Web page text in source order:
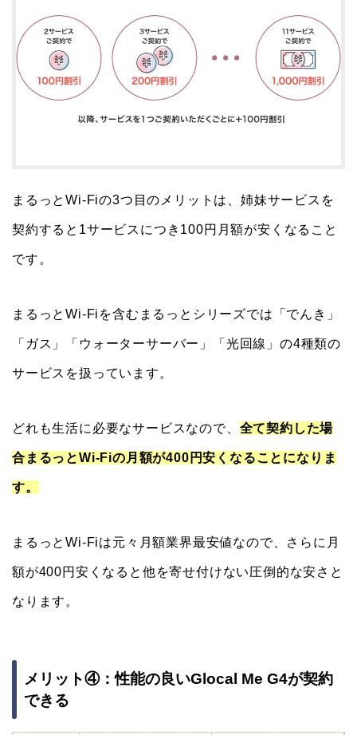
まるっとWi-Fiの3つ目のメリットは、姉妹サービスを
契約すると1サービスにつき100円月額が安くなること
です。
まるっとWi-Fiを含むまるっとシリーズでは「でんき」
「ガス」「ウォーターサーバー」「光回線」の4種類の
サービスを扱っています。
どれも生活に必要なサービスなので、 全て契約した場
合まるっとWi-Fiの月額が400円安くなることになりま
す。
まるっとWi-Fiは元々月額業界最安値なので、さらに月
額が400円安くなると他を寄せ付けない圧倒的な安さと
なります。
メリット④：性能の良いGlocal Me G4が契約
できる